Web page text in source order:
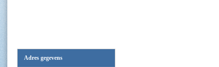
Adres gegevens